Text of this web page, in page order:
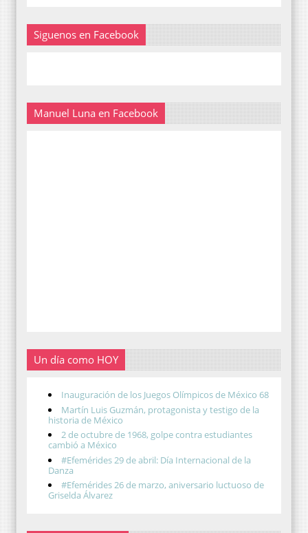
Siguenos en Facebook
Manuel Luna en Facebook
Un día como HOY
Inauguración de los Juegos Olímpicos de México 68
Martín Luis Guzmán, protagonista y testigo de la
historia de México
2 de octubre de 1968, golpe contra estudiantes
cambió a México
#Efemérides 29 de abril: Día Internacional de la
Danza
#Efemérides 26 de marzo, aniversario luctuoso de
Griselda Álvarez